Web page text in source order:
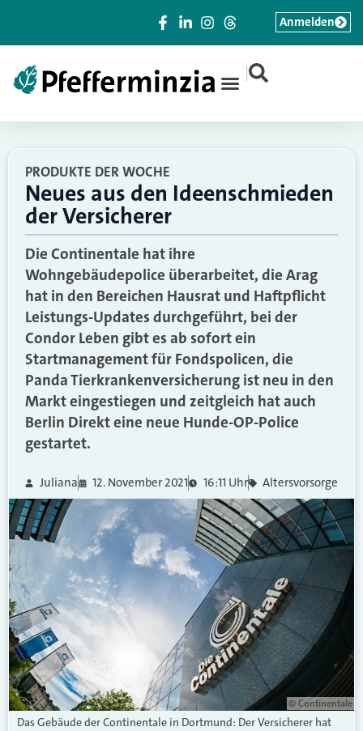
|
Anmelden
PRODUKTE DER WOCHE
Neues aus den Ideenschmieden
der Versicherer
Die Continentale hat ihre
Wohngebäudepolice überarbeitet, die Arag
hat in den Bereichen Hausrat und Haftpflicht
Leistungs-Updates durchgeführt, bei der
Condor Leben gibt es ab sofort ein
Startmanagement für Fondspolicen, die
Panda Tierkrankenversicherung ist neu in den
Markt eingestiegen und zeitgleich hat auch
Berlin Direkt eine neue Hunde-OP-Police
gestartet.
Juliana 12. November 2021 16:11 Uhr Altersvorsorge
© Continentale
Das Gebäude der Continentale in Dortmund: Der Versicherer hat